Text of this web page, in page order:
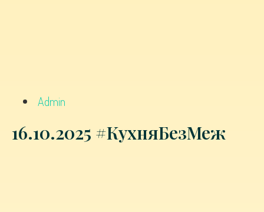
Admin
16.10.2025 #КухняБезМеж